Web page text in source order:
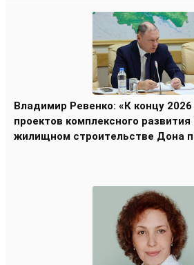
Владимир Ревенко: «К концу
проектов комплексного
жилищном строительстве Дона